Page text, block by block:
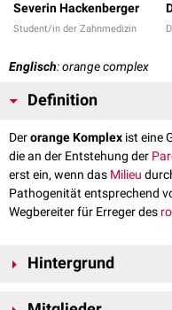
Severin Hackenberger
Student/in der Zahnmedizin
Englisch: orange complex
Definition
Derorange Komplex ist eine
die an der Entstehung der
erst ein, wenn das Milieu
Pathogenität entsprechend
Wegbereiter für Erreger des
Hintergrund